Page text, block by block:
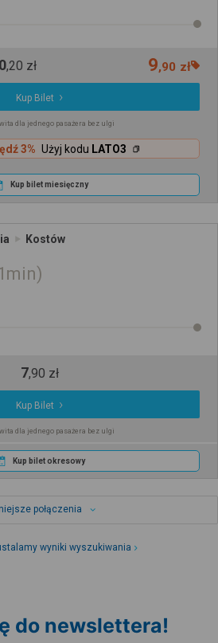
,20 zł 9,90 zł
Kup Bilet
dla jednego pasażera bez ulgi
3% Użyj kodu LATO3
Kup bilet miesięczny
Kostów
7,90 zł
Kup Bilet
dla jednego pasażera bez ulgi
Kup bilet okresowy
połączenia
wyniki wyszukiwania
do newslettera!